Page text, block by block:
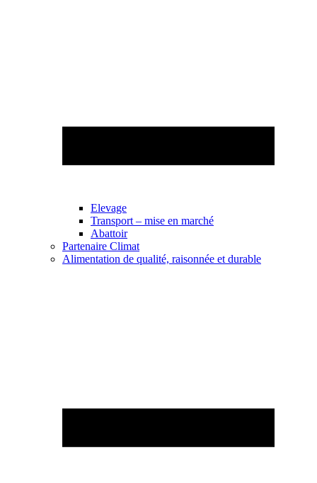
Elevage
Transport – mise en marché
Abattoir
Partenaire Climat
Alimentation de qualité, raisonnée et durable